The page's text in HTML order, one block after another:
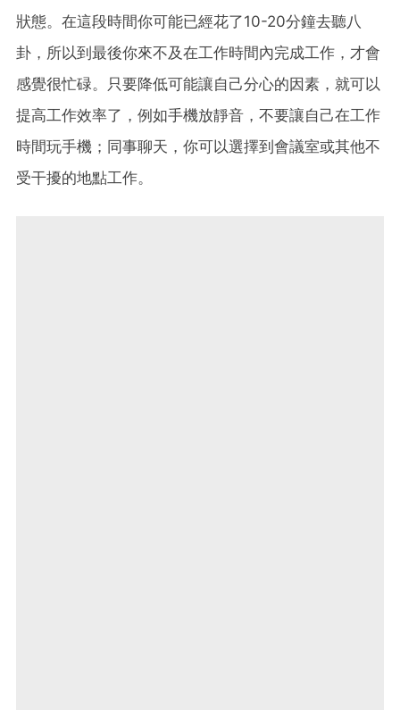
狀態。在這段時間你可能已經花了10-20分鐘去聽八
卦，所以到最後你來不及在工作時間內完成工作，才會
感覺很忙碌。只要降低可能讓自己分心的因素，就可以
提高工作效率了，例如手機放靜音，不要讓自己在工作
時間玩手機；同事聊天，你可以選擇到會議室或其他不
受干擾的地點工作。